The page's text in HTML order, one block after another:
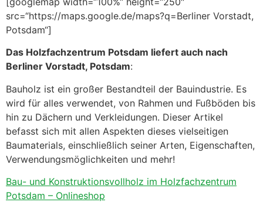
src=“https://maps.google.de/maps?q=Berliner Vorstadt,
Potsdam“]
Das Holzfachzentrum Potsdam liefert auch nach
Berliner Vorstadt, Potsdam:
Bauholz ist ein großer Bestandteil der Bauindustrie. Es
wird für alles verwendet, von Rahmen und Fußböden bis
hin zu Dächern und Verkleidungen. Dieser Artikel
befasst sich mit allen Aspekten dieses vielseitigen
Baumaterials, einschließlich seiner Arten, Eigenschaften,
Verwendungsmöglichkeiten und mehr!
Bau- und Konstruktionsvollholz im Holzfachzentrum
Potsdam – Onlineshop